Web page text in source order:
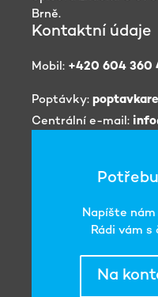
Brně.
Kontaktní údaje
Mobil: +420 604 360
Poptávky:
Centrální e-mail:
Napíšte
Rádi vám
Na